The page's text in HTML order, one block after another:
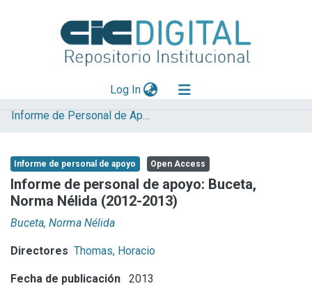
Log In(current)
Explorar
Aportar material
Statistics
Informe de Personal de Apoyo
Informe de personal de apoyo Open Access
Informe de personal de apoyo: Buceta,
Norma Nélida (2012-2013)
Buceta, Norma Nélida
Directores Thomas, Horacio
Fecha de publicación 2013